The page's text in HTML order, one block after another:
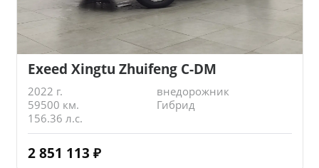
Exeed Xingtu Zhuifeng C-DM
2022 г.
внедорожник
59500 км.
Гибрид
156.36 л.с.
2 851 113 ₽